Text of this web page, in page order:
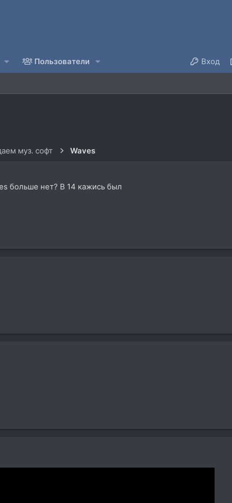
Пользователи Вход
муз. софт Waves
больше нет? В 14 кажись был